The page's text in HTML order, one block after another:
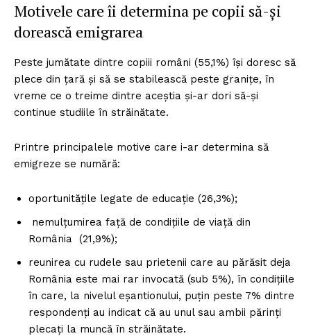
Motivele care îi determina pe copii să-și
dorească emigrarea
Peste jumătate dintre copiii români (55,1%) își doresc să
plece din țară și să se stabilească peste granițe, în
vreme ce o treime dintre aceștia și-ar dori să-și
continue studiile în străinătate.
Printre principalele motive care i-ar determina să
emigreze se numără:
oportunitățile legate de educație (26,3%);
nemulțumirea față de condițiile de viață din
România (21,9%);
reunirea cu rudele sau prietenii care au părăsit deja
România este mai rar invocată (sub 5%), în condițiile
în care, la nivelul eșantionului, puțin peste 7% dintre
respondenți au indicat că au unul sau ambii părinți
plecați la muncă în străinătate.